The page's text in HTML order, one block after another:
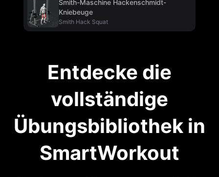
Smith-Maschine Hackenschmidt-
Kniebeuge
Smith Hack Squat
Entdecke die
vollständige
Übungsbibliothek in
SmartWorkout